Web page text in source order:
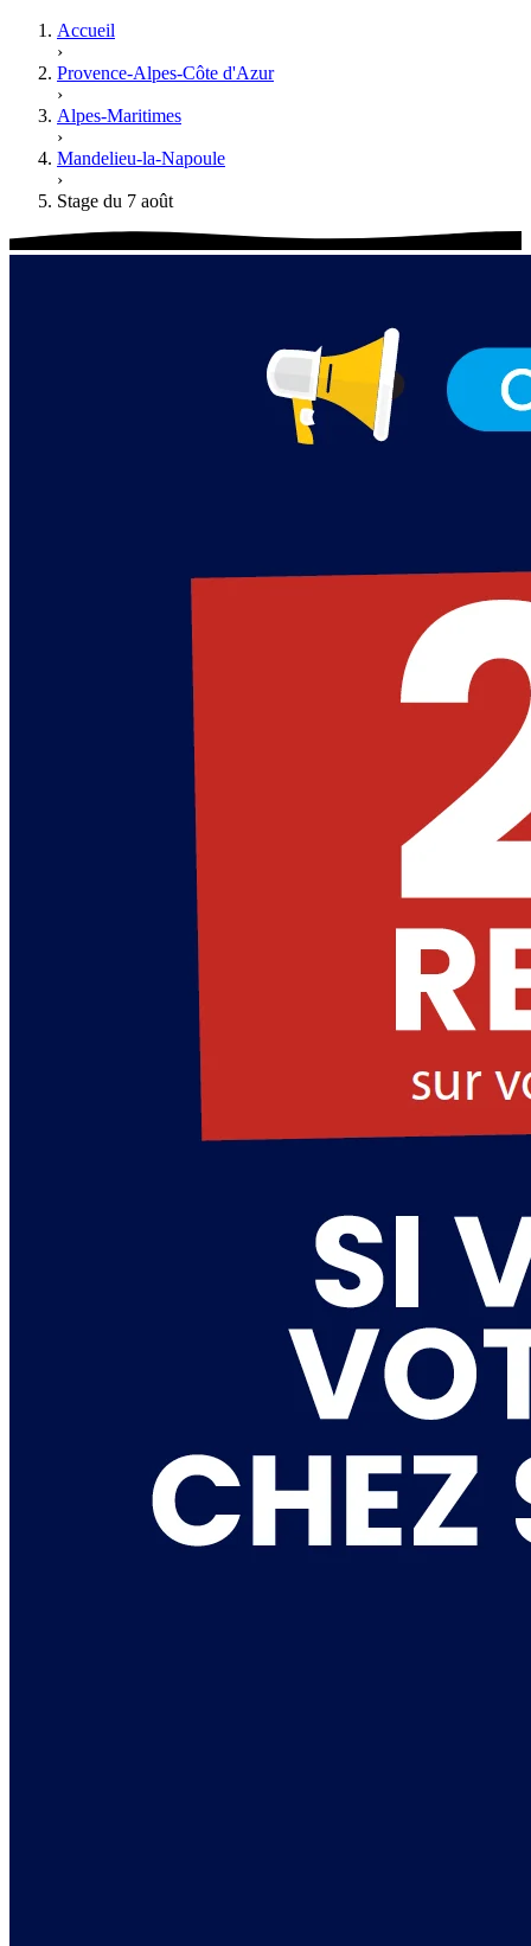
Accueil
›
Provence-Alpes-Côte d'Azur
›
Alpes-Maritimes
›
Mandelieu-la-Napoule
›
Stage du 7 août